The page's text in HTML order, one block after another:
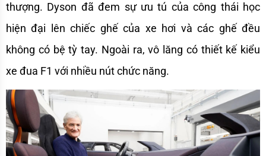
thượng. Dyson đã đem sự ưu tú của công thái học
hiện đại lên chiếc ghế của xe hơi và các ghế đều
không có bệ tỳ tay. Ngoài ra, vô lăng có thiết kế kiểu
xe đua F1 với nhiều nút chức năng.